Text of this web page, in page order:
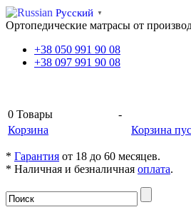
Русский ▼
Ортопедические матрасы от
+38 050 991 90 08
+38 097 991 90 08
0 Товары -
Корзина
Корзина
* Гарантия от 18 до 60 месяцев.
* Наличная и безналичная оплата.